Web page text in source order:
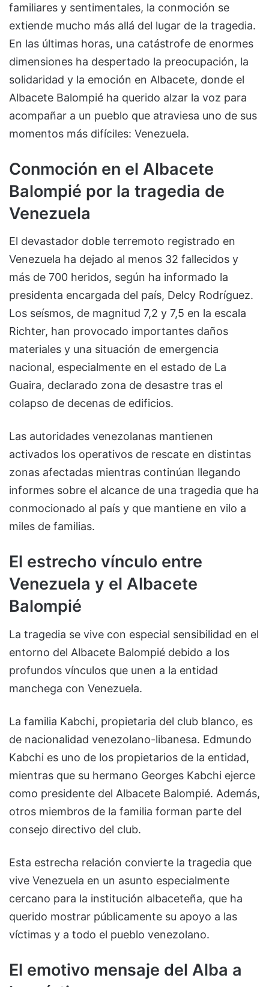
familiares y sentimentales, la conmoción se
extiende mucho más allá del lugar de la tragedia.
En las últimas horas, una catástrofe de enormes
dimensiones ha despertado la preocupación, la
solidaridad y la emoción en Albacete, donde el
Albacete Balompié ha querido alzar la voz para
acompañar a un pueblo que atraviesa uno de sus
momentos más difíciles: Venezuela.
Conmoción en el Albacete
Balompié por la tragedia de
Venezuela
El devastador doble terremoto registrado en
Venezuela ha dejado al menos 32 fallecidos y
más de 700 heridos, según ha informado la
presidenta encargada del país, Delcy Rodríguez.
Los seísmos, de magnitud 7,2 y 7,5 en la escala
Richter, han provocado importantes daños
materiales y una situación de emergencia
nacional, especialmente en el estado de La
Guaira, declarado zona de desastre tras el
colapso de decenas de edificios.
Las autoridades venezolanas mantienen
activados los operativos de rescate en distintas
zonas afectadas mientras continúan llegando
informes sobre el alcance de una tragedia que ha
conmocionado al país y que mantiene en vilo a
miles de familias.
El estrecho vínculo entre
Venezuela y el Albacete
Balompié
La tragedia se vive con especial sensibilidad en el
entorno del Albacete Balompié debido a los
profundos vínculos que unen a la entidad
manchega con Venezuela.
La familia Kabchi, propietaria del club blanco, es
de nacionalidad venezolano-libanesa. Edmundo
Kabchi es uno de los propietarios de la entidad,
mientras que su hermano Georges Kabchi ejerce
como presidente del Albacete Balompié. Además,
otros miembros de la familia forman parte del
consejo directivo del club.
Esta estrecha relación convierte la tragedia que
vive Venezuela en un asunto especialmente
cercano para la institución albaceteña, que ha
querido mostrar públicamente su apoyo a las
víctimas y a todo el pueblo venezolano.
El emotivo mensaje del Alba a